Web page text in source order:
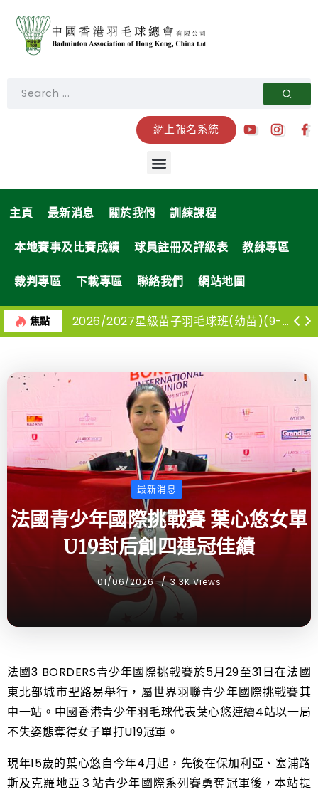
網上報名系統
主頁 最新消息 關於我們 訓練課程
本地賽事及比賽成績 球員註冊及評級表 教練專區
裁判專區 下載專區 聯絡我們 網站地圖
焦點 2026/2027星級苗子羽毛球班(幼苗)(9-12月)
2026第四十八屆會長盃全港羽毛球混合團體錦標賽-報名球隊名單
最新消息
法國青少年國際挑戰賽 葉心悠女單
U19封后創四連冠佳績
01/06/2026 3.3K Views
法國3 BORDERS青少年國際挑戰賽於5月29至31日在法國
東北部城市聖路易舉行，屬世界羽聯青少年國際挑戰賽其
中一站。中國香港青少年羽毛球代表葉心悠連續4站以一局
不失姿態奪得女子單打U19冠軍。
現年15歲的葉心悠自今年4月起，先後在保加利亞、塞浦路
斯及克羅地亞３站青少年國際系列賽勇奪冠軍後，本站提